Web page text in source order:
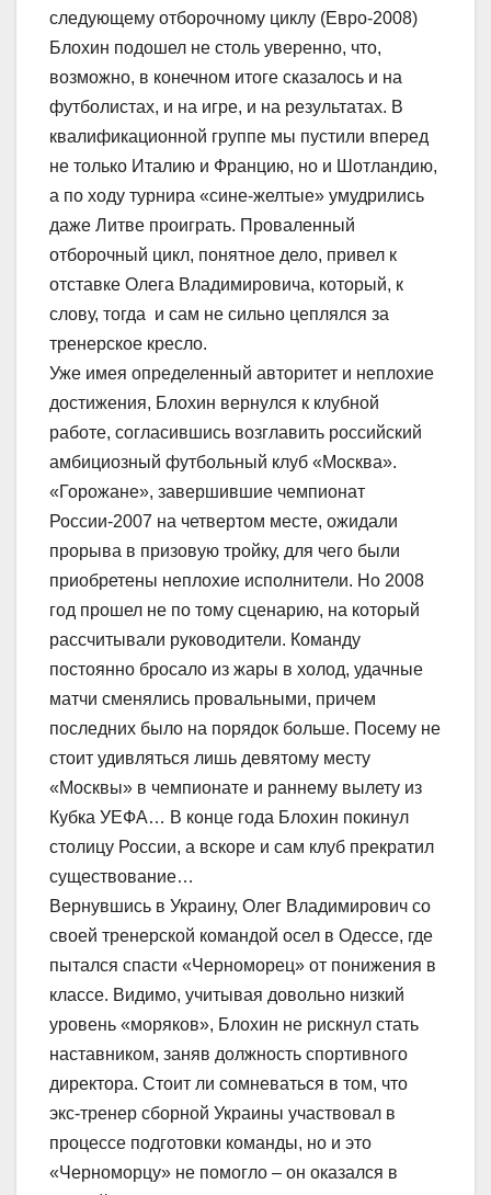
следующему отборочному циклу (Евро-2008)
Блохин подошел не столь уверенно, что,
возможно, в конечном итоге сказалось и на
футболистах, и на игре, и на результатах. В
квалификационной группе мы пустили вперед
не только Италию и Францию, но и Шотландию,
а по ходу турнира «сине-желтые» умудрились
даже Литве проиграть. Проваленный
отборочный цикл, понятное дело, привел к
отставке Олега Владимировича, который, к
слову, тогда и сам не сильно цеплялся за
тренерское кресло.
Уже имея определенный авторитет и неплохие
достижения, Блохин вернулся к клубной
работе, согласившись возглавить российский
амбициозный футбольный клуб «Москва».
«Горожане», завершившие чемпионат
России-2007 на четвертом месте, ожидали
прорыва в призовую тройку, для чего были
приобретены неплохие исполнители. Но 2008
год прошел не по тому сценарию, на который
рассчитывали руководители. Команду
постоянно бросало из жары в холод, удачные
матчи сменялись провальными, причем
последних было на порядок больше. Посему не
стоит удивляться лишь девятому месту
«Москвы» в чемпионате и раннему вылету из
Кубка УЕФА… В конце года Блохин покинул
столицу России, а вскоре и сам клуб прекратил
существование…
Вернувшись в Украину, Олег Владимирович со
своей тренерской командой осел в Одессе, где
пытался спасти «Черноморец» от понижения в
классе. Видимо, учитывая довольно низкий
уровень «моряков», Блохин не рискнул стать
наставником, заняв должность спортивного
директора. Стоит ли сомневаться в том, что
экс-тренер сборной Украины участвовал в
процессе подготовки команды, но и это
«Черноморцу» не помогло – он оказался в